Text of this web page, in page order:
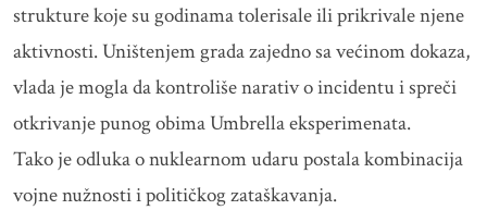
strukture koje su godinama tolerisale ili prikrivale njene
aktivnosti. Uništenjem grada zajedno sa većinom dokaza,
vlada je mogla da kontroliše narativ o incidentu i spreči
otkrivanje punog obima Umbrella eksperimenata.
Tako je odluka o nuklearnom udaru postala kombinacija
vojne nužnosti i političkog zataškavanja.